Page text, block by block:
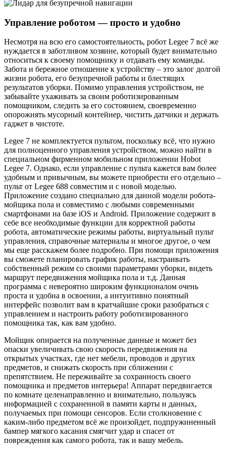
Управление роботом — просто и удобно
Несмотря на всю его самостоятельность, робот Legee 7 всё же
нуждается в заботливом хозяине, который будет внимательно
относиться к своему помощнику и отдавать ему команды.
Забота и бережное отношение к устройству – это залог долгой
жизни робота, его безупречной работы и блестящих
результатов уборки. Помимо управления устройством, не
забывайте ухаживать за своим роботизированным
помощником, следить за его состоянием, своевременно
опорожнять мусорный контейнер, чистить датчики и держать
гаджет в чистоте.
Legee 7 не комплектуется пультом, поскольку всё, что нужно
для полноценного управления устройством, можно найти в
специальном фирменном мобильном приложении Hobot
Legee 7. Однако, если управление с пульта кажется вам более
удобным и привычным, вы можете приобрести его отдельно –
пульт от Legee 688 совместим и с новой моделью.
Приложение создано специально для данной модели робота-
мойщика пола и совместимо с любыми современными
смартфонами на базе iOS и Android. Приложение содержит в
себе все необходимые функции для корректной работы
робота, автоматические режимы работы, виртуальный пульт
управления, справочные материалы и многое другое, о чем
мы еще расскажем более подробно. При помощи приложения
вы сможете планировать график работы, настраивать
собственный режим со своими параметрами уборки, видеть
маршрут передвижения мойщика пола и т.д. Данная
программа с невероятно широким функционалом очень
проста и удобна в освоении, а интуитивно понятный
интерфейс позволит вам в кратчайшие сроки разобраться с
управлением и настроить работу роботизированного
помощника так, как вам удобно.
Мойщик опирается на полученные данные и может без
опаски увеличивать свою скорость передвижения на
открытых участках, где нет мебели, проводов и других
предметов, и снижать скорость при сближении с
препятствием. Не переживайте за сохранность своего
помощника и предметов интерьера! Аппарат передвигается
по комнате целенаправленно и внимательно, пользуясь
информацией с сохраненной в памяти карты и данных,
получаемых при помощи сенсоров. Если столкновение с
каким-либо предметом всё же произойдет, подпружиненный
бампер мягкого касания смягчит удар и спасет от
повреждения как самого робота, так и вашу мебель.